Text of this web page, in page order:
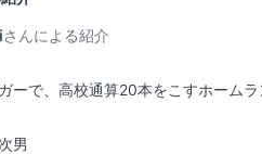
さんによる紹介
男